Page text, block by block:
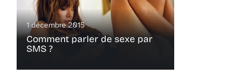
1 décembre 2015
Comment parler de sexe par
SMS ?